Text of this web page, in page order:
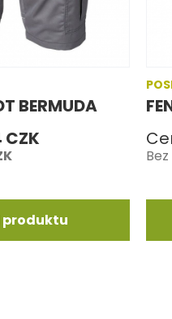
BERMUDA
CZK
produktu
Bez